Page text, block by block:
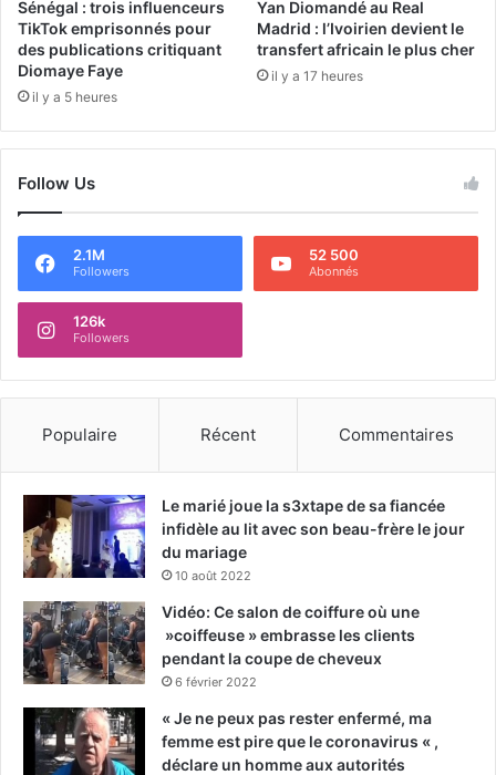
Sénégal : trois influenceurs
TikTok emprisonnés pour
des publications critiquant
Diomaye Faye
il y a 5 heures
Yan Diomandé au Real
Madrid : l’Ivoirien devient le
transfert africain le plus cher
il y a 17 heures
Follow Us
2.1M
Followers
52 500
Abonnés
126k
Followers
Populaire Récent Commentaires
Le marié joue la s3xtape de sa fiancée
infidèle au lit avec son beau-frère le jour
du mariage
10 août 2022
Vidéo: Ce salon de coiffure où une
»coiffeuse » embrasse les clients
pendant la coupe de cheveux
6 février 2022
« Je ne peux pas rester enfermé, ma
femme est pire que le coronavirus « ,
déclare un homme aux autorités